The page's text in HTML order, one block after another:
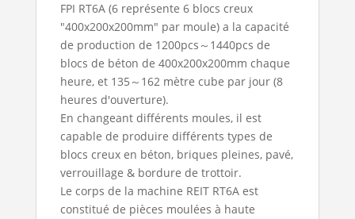
FPI RT6A (6 représente 6 blocs creux
"400x200x200mm" par moule) a la capacité
de production de 1200pcs～1440pcs de
blocs de béton de 400x200x200mm chaque
heure, et 135～162 mètre cube par jour (8
heures d'ouverture).
En changeant différents moules, il est
capable de produire différents types de
blocs creux en béton, briques pleines, pavé,
verrouillage & bordure de trottoir.
Le corps de la machine REIT RT6A est
constitué de pièces moulées à haute